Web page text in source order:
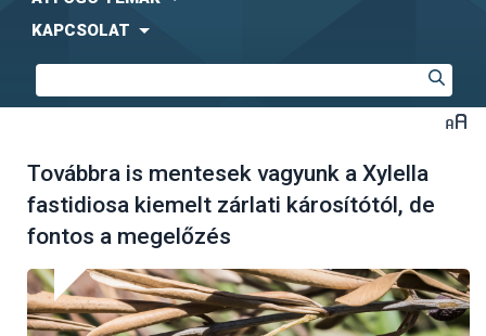
KAPCSOLAT
Továbbra is mentesek vagyunk a Xylella
fastidiosa kiemelt zárlati károsítótól, de
fontos a megelőzés